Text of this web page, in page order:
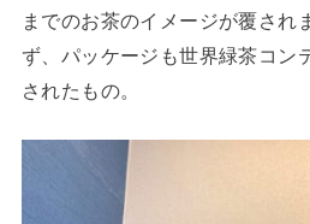
までのお茶のイメージが覆され
ず、パッケージも世界緑茶コン
されたもの。